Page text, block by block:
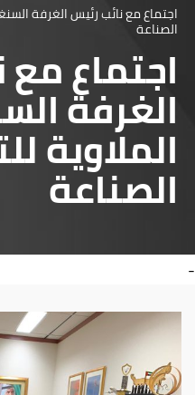
اجتماع مع نائب رئيس الغرفة
الصناعة
اجتماع
الغرفة
الملاوية
الصناعة
-